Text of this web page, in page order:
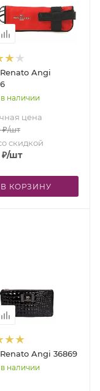
Angi
в наличии
цена
₽/шт
скидкой
₽/шт
В КОРЗИНУ
Angi 36869
в наличии